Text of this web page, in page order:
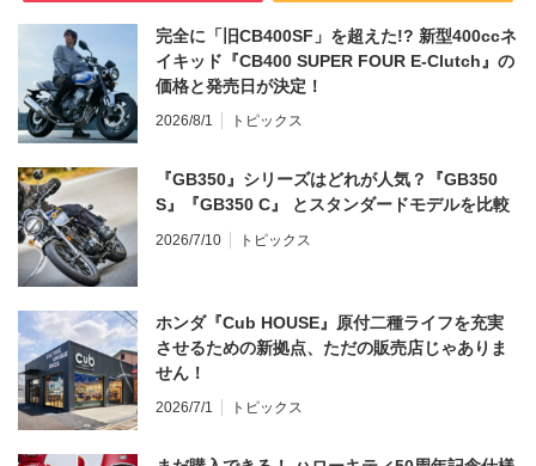
完全に「旧CB400SF」を超えた!? 新型400ccネ
イキッド『CB400 SUPER FOUR E-Clutch』の
価格と発売日が決定！
2026/8/1 トピックス
『GB350』シリーズはどれが人気？『GB350
S』『GB350 C』 とスタンダードモデルを比較
2026/7/10 トピックス
ホンダ『Cub HOUSE』原付二種ライフを充実
させるための新拠点、ただの販売店じゃありま
せん！
2026/7/1 トピックス